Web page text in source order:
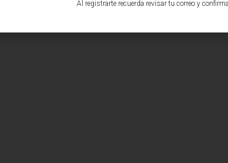
Al registrarte recuerda revisar tu correo y